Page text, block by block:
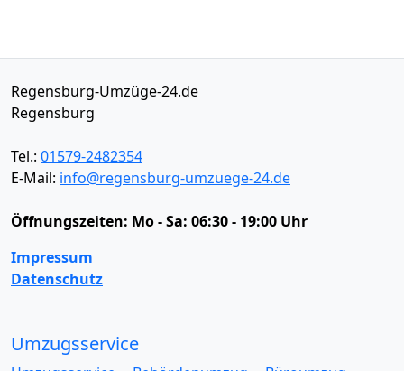
Regensburg-Umzüge-24.de
Regensburg
Tel.: 01579-2482354
E-Mail: info@regensburg-umzuege-24.de
Öffnungszeiten: Mo - Sa: 06:30 - 19:00 Uhr
Impressum
Datenschutz
Umzugsservice